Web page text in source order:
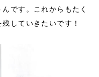
です。これからもたく
していきたいです！